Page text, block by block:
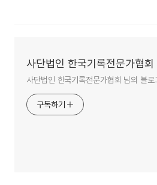
사단법인 한국기록전문가협회
사단법인 한국기록전문가협회 님의 블로
구독하기